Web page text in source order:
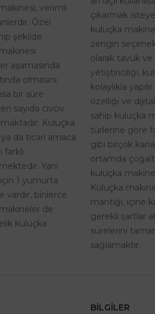
verimli
Özel
şekilde
aşamasında
olmasını
bir süre
sayıda civciv
Kuluçka
da ticari amaca
Yani
1 yumurta
vardır, binlerce
de
kuluçka
çıkarmak
kuluçka
zengin
olarak tavuk ve
yetiştiriciliği,
kolaylıkla
özelliği ve
sahip kuluçka
türlerine göre
gibi birçok
ortamda
kuluçka
Kuluçka
mantığı, içine
gerekli şartlar
sürelerini
sağlamaktır.
BILGILER